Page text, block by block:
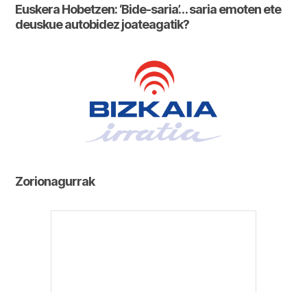
Euskera Hobetzen: ‘Bide-saria’… saria emoten ete
deuskue autobidez joateagatik?
Zorionagurrak